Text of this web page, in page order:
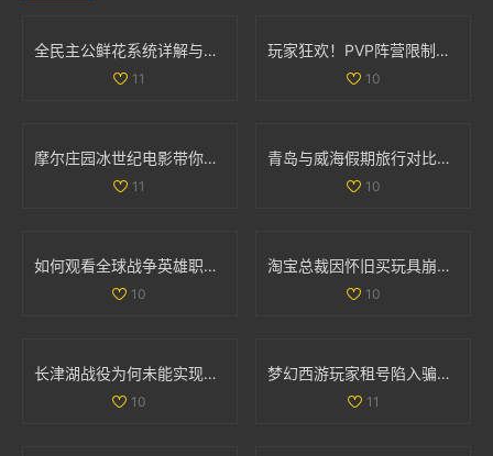
全民主公鲜花系统详解与玩法技巧大盘点
11
玩家狂欢！PVP阵营限制解除，部落与联盟可组队战斗
10
摩尔庄园冰世纪电影带你领略全新奇幻冒险旅程
11
青岛与威海假期旅行对比全解析，哪个更值得去探索
10
如何观看全球战争英雄职业赛事的最新信息与平台推荐
10
淘宝总裁因怀旧买玩具崩溃哭泣引发热议
10
长津湖战役为何未能实现全歼敌军的深度解析
10
梦幻西游玩家租号陷入骗局 CBG应优化租赁功能保障权益
11